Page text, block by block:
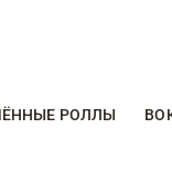
РОЛЛЫ